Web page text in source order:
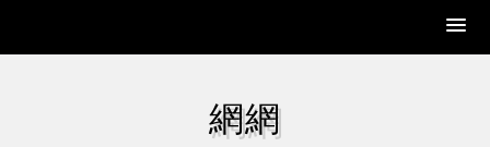
網網